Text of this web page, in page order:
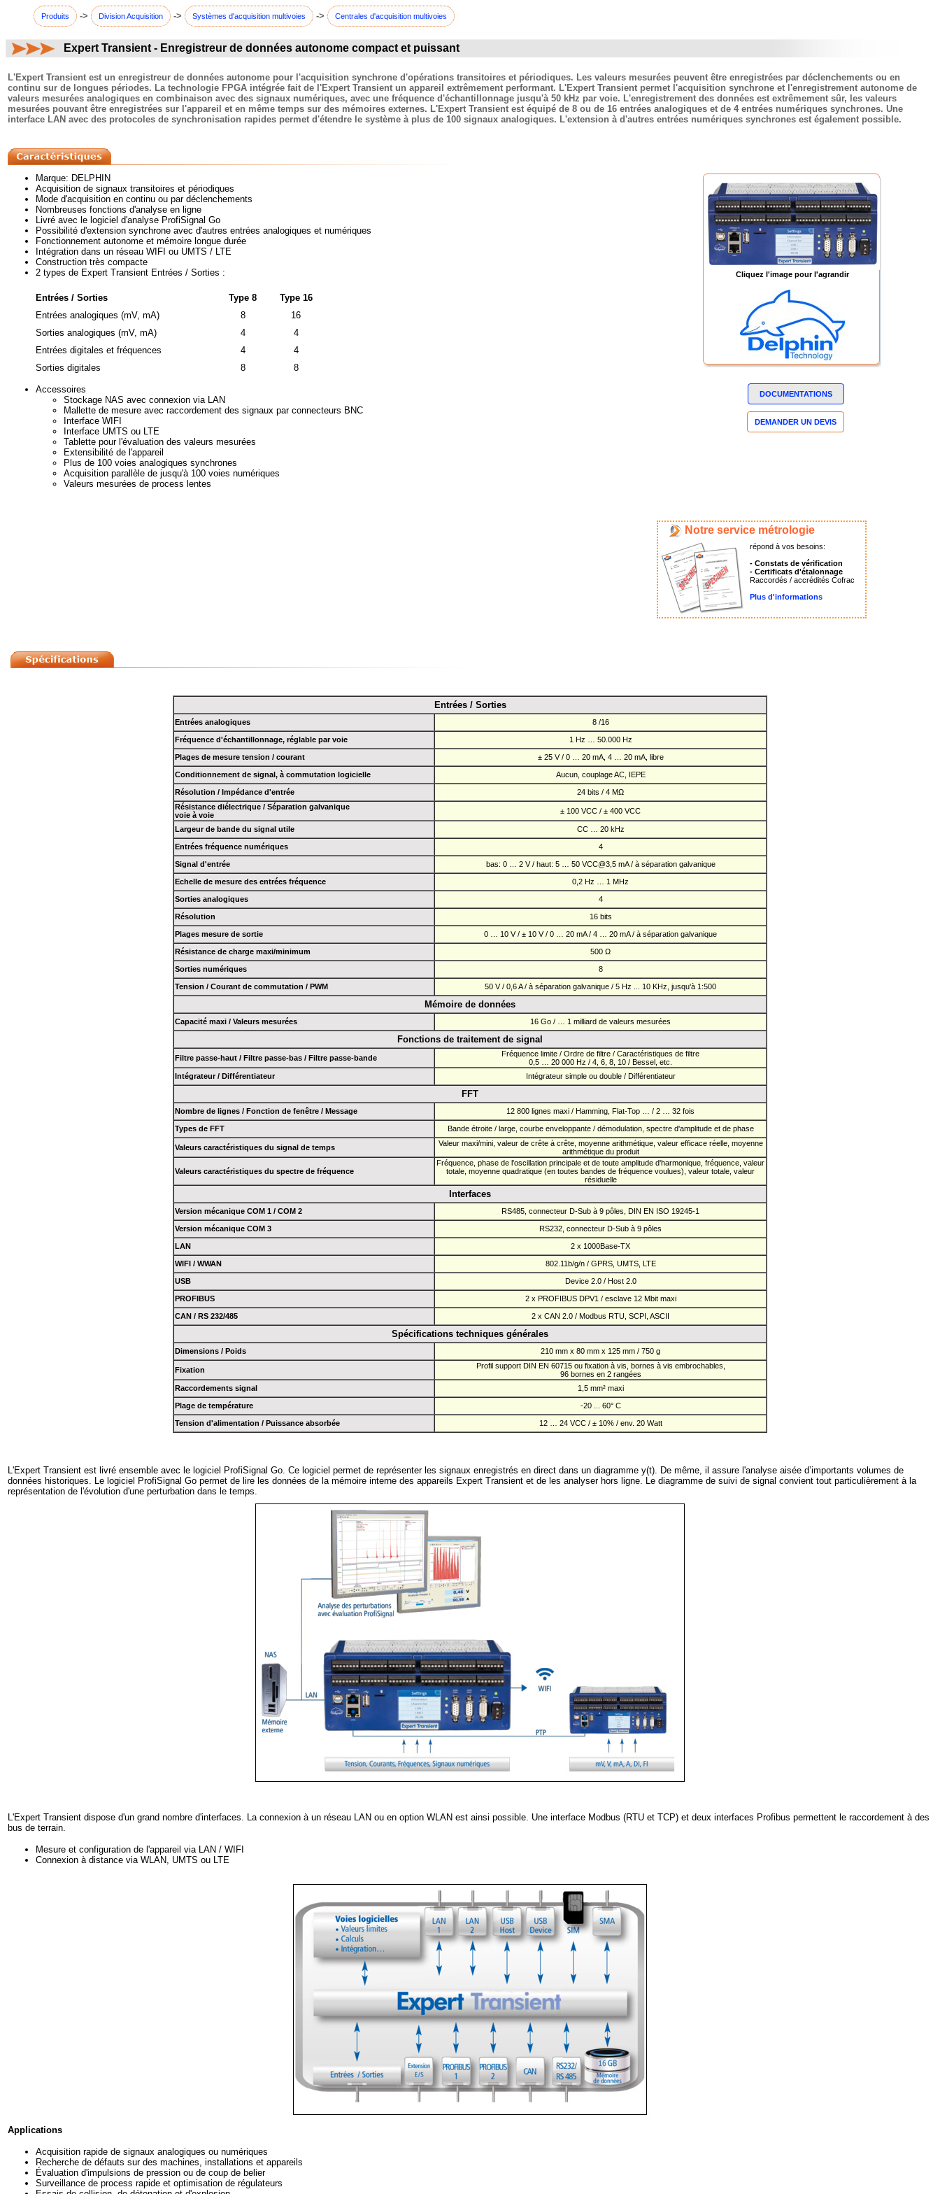
Produits -> Division Acquisition -> Systèmes d'acquisition multivoies -> Centrales d'acquisition multivoies
Expert Transient - Enregistreur de données autonome compact et puissant
L'Expert Transient est un enregistreur de données autonome pour l'acquisition synchrone d'opérations transitoires et périodiques. Les valeurs mesurées peuvent être enregistrées par déclenchements ou en
continu sur de longues périodes. La technologie FPGA intégrée fait de l'Expert Transient un appareil extrêmement performant. L'Expert Transient permet l'acquisition synchrone et l'enregistrement autonome de
valeurs mesurées analogiques en combinaison avec des signaux numériques, avec une fréquence d'échantillonnage jusqu'à 50 kHz par voie. L'enregistrement des données est extrêmement sûr, les valeurs
mesurées pouvant être enregistrées sur l'appareil et en même temps sur des mémoires externes. L'Expert Transient est équipé de 8 ou de 16 entrées analogiques et de 4 entrées numériques synchrones. Une
interface LAN avec des protocoles de synchronisation rapides permet d'étendre le système à plus de 100 signaux analogiques. L'extension à d'autres entrées numériques synchrones est également possible.
Cliquez l'image pour l'agrandir
DOCUMENTATIONS
DEMANDER UN DEVIS
Marque: DELPHIN
Acquisition de signaux transitoires et périodiques
Mode d'acquisition en continu ou par déclenchements
Nombreuses fonctions d'analyse en ligne
Livré avec le logiciel d'analyse ProfiSignal Go
Possibilité d'extension synchrone avec d'autres entrées analogiques et numériques
Fonctionnement autonome et mémoire longue durée
Intégration dans un réseau WIFI ou UMTS / LTE
Construction très compacte
2 types de Expert Transient Entrées / Sorties :
Entrées / Sorties Type 8
Type 16
Entrées analogiques (mV, mA)
8
16
Sorties analogiques (mV, mA)
4
4
Entrées digitales et fréquences
4
4
Sorties digitales
8 8
Accessoires
Stockage NAS avec connexion via LAN
Mallette de mesure avec raccordement des signaux par connecteurs BNC
Interface WIFI
Interface UMTS ou LTE
Tablette pour l'évaluation des valeurs mesurées
Extensibilité de l'appareil
Plus de 100 voies analogiques synchrones
Acquisition parallèle de jusqu'à 100 voies numériques
Valeurs mesurées de process lentes
Notre service métrologie
répond à vos besoins:
- Constats de vérification
- Certificats d'étalonnage
Raccordés / accrédités Cofrac
Plus d'informations
Entrées / Sorties
Entrées analogiques 8 /16
Fréquence d'échantillonnage, réglable par voie 1 Hz … 50.000 Hz
Plages de mesure tension / courant ± 25 V / 0 … 20 mA, 4 … 20 mA, libre
Conditionnement de signal, à commutation logicielle Aucun, couplage AC, IEPE
Résolution / Impédance d'entrée
24 bits / 4 MΩ
Résistance diélectrique / Séparation galvanique
voie à voie
± 100 VCC / ± 400 VCC
Largeur de bande du signal utile CC … 20 kHz
Entrées fréquence numériques 4
Signal d'entrée bas: 0 … 2 V / haut: 5 … 50 VCC@3,5 mA / à séparation galvanique
Echelle de mesure des entrées fréquence 0,2 Hz … 1 MHz
Sorties analogiques 4
Résolution 16 bits
Plages mesure de sortie 0 … 10 V / ± 10 V / 0 … 20 mA / 4 … 20 mA / à séparation galvanique
Résistance de charge maxi/minimum 500 Ω
Sorties numériques 8
Tension / Courant de commutation / PWM 50 V / 0,6 A / à séparation galvanique / 5 Hz ... 10 KHz, jusqu'à 1:500
Mémoire de données
Capacité maxi / Valeurs mesurées 16 Go / … 1 milliard de valeurs mesurées
Fonctions de traitement de signal
Filtre passe-haut / Filtre passe-bas / Filtre passe-bande
Fréquence limite / Ordre de filtre / Caractéristiques de filtre
0,5 … 20 000 Hz / 4, 6, 8, 10 / Bessel, etc.
Intégrateur / Différentiateur
Intégrateur simple ou double / Différentiateur
FFT
Nombre de lignes / Fonction de fenêtre / Message 12 800 lignes maxi / Hamming, Flat-Top … / 2 … 32 fois
Types de FFT Bande étroite / large, courbe enveloppante / démodulation, spectre d'amplitude et de phase
Valeurs caractéristiques du signal de temps
Valeur maxi/mini, valeur de crête à crête, moyenne arithmétique, valeur efficace réelle, moyenne
arithmétique du produit
Valeurs caractéristiques du spectre de fréquence
Fréquence, phase de l'oscillation principale et de toute amplitude d'harmonique, fréquence, valeur
totale, moyenne quadratique (en toutes bandes de fréquence voulues), valeur totale, valeur
résiduelle
Interfaces
Version mécanique COM 1 / COM 2 RS485, connecteur D-Sub à 9 pôles, DIN EN ISO 19245-1
Version mécanique COM 3 RS232, connecteur D-Sub à 9 pôles
LAN 2 x 1000Base-TX
WIFI / WWAN 802.11b/g/n / GPRS, UMTS, LTE
USB Device 2.0 / Host 2.0
PROFIBUS 2 x PROFIBUS DPV1 / esclave 12 Mbit maxi
CAN / RS 232/485 2 x CAN 2.0 / Modbus RTU, SCPI, ASCII
Spécifications techniques générales
Dimensions / Poids 210 mm x 80 mm x 125 mm / 750 g
Fixation
Profil support DIN EN 60715 ou fixation à vis, bornes à vis embrochables,
96 bornes en 2 rangées
Raccordements signal
1,5 mm² maxi
Plage de température -20 ... 60° C
Tension d'alimentation / Puissance absorbée 12 … 24 VCC / ± 10% / env. 20 Watt
L'Expert Transient est livré ensemble avec le logiciel ProfiSignal Go. Ce logiciel permet de représenter les signaux enregistrés en direct dans un diagramme y(t). De même, il assure l'analyse aisée d’importants volumes de
données historiques. Le logiciel ProfiSignal Go permet de lire les données de la mémoire interne des appareils Expert Transient et de les analyser hors ligne. Le diagramme de suivi de signal convient tout particulièrement à la
représentation de l'évolution d'une perturbation dans le temps.
L'Expert Transient dispose d'un grand nombre d'interfaces. La connexion à un réseau LAN ou en option WLAN est ainsi possible. Une interface Modbus (RTU et TCP) et deux interfaces Profibus permettent le raccordement à des
bus de terrain.
Mesure et configuration de l'appareil via LAN / WIFI
Connexion à distance via WLAN, UMTS ou LTE
Applications
Acquisition rapide de signaux analogiques ou numériques
Recherche de défauts sur des machines, installations et appareils
Évaluation d'impulsions de pression ou de coup de belier
Surveillance de process rapide et optimisation de régulateurs